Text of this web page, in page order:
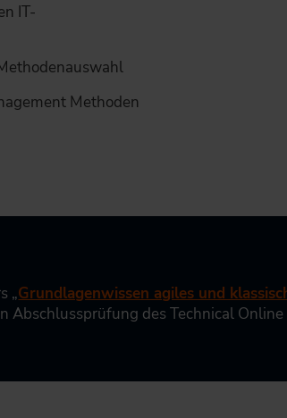
IT-
Methoden
„Grundlagenwissen agiles und
des Technical